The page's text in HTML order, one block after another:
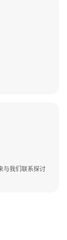
与我们联系探讨